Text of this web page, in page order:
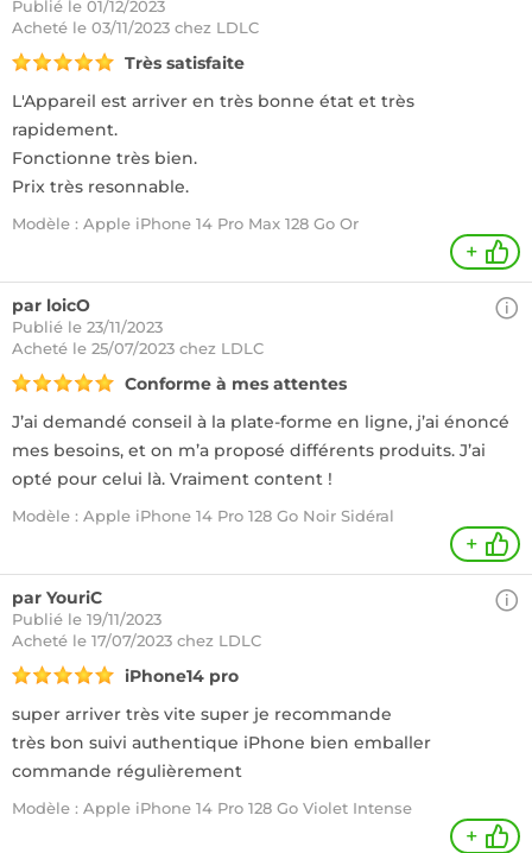
Publié le 01/12/2023
Acheté le 03/11/2023 chez LDLC
Très satisfaite
L'Appareil est arriver en très bonne état et très
rapidement.
Fonctionne très bien.
Prix très resonnable.
Modèle : Apple iPhone 14 Pro Max 128 Go Or
+
par loicO
Publié le 23/11/2023
Acheté le 25/07/2023 chez LDLC
Conforme à mes attentes
J’ai demandé conseil à la plate-forme en ligne, j’ai énoncé
mes besoins, et on m’a proposé différents produits. J’ai
opté pour celui là. Vraiment content !
Modèle : Apple iPhone 14 Pro 128 Go Noir Sidéral
+
par YouriC
Publié le 19/11/2023
Acheté le 17/07/2023 chez LDLC
iPhone14 pro
super arriver très vite super je recommande
très bon suivi authentique iPhone bien emballer
commande régulièrement
Modèle : Apple iPhone 14 Pro 128 Go Violet Intense
+